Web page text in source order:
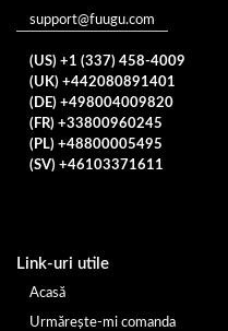
support@fuugu.com
(US) +1 (337) 458-4009
(UK) +442080891401
(DE) +498004009820
(FR) +33800960245
(PL) +48800005495
(SV) +46103371611
Link-uri utile
Acasă
Urmărește-mi comanda